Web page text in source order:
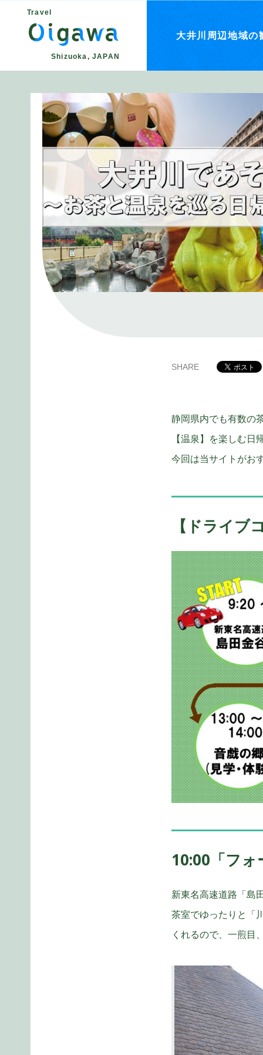
Travel
Shizuoka, JAPAN
大井川周辺地域の
SHARE
静岡県内でも有数の
【温泉】を楽しむ日
今回は当サイトがお
【ドライブ
10:00「フ
新東名高速道路「島
茶室でゆったりと「
くれるので、一煎目